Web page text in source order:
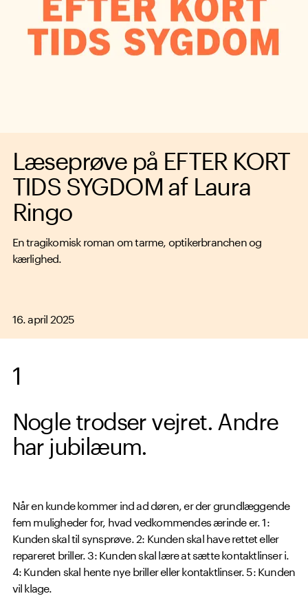
Læseprøve på EFTER KORT
TIDS SYGDOM af Laura
Ringo
En tragikomisk roman om tarme, optikerbranchen og
kærlighed.
16. april 2025
1
Nogle trodser vejret. Andre
har jubilæum.
Når en kunde kommer ind ad døren, er der grundlæggende
fem muligheder for, hvad vedkommendes ærinde er. 1:
Kunden skal til synsprøve. 2: Kunden skal have rettet eller
repareret briller. 3: Kunden skal lære at sætte kontaktlinser i.
4: Kunden skal hente nye briller eller kontaktlinser. 5: Kunden
vil klage.